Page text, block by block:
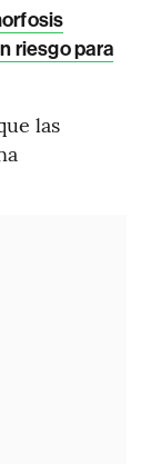
riesgo para
las